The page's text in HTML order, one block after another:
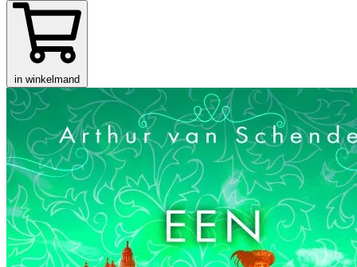
in winkelmand